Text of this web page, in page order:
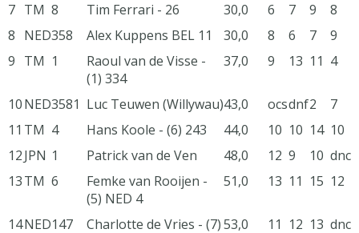
7 TM 8 Tim Ferrari - 26 30,0 6 7 9
8
8 NED358 Alex Kuppens BEL 11 30,0 8 6 7
9
9 TM 1
Raoul van de Visse -
(1) 334
37,0 9 13 11 4
10NED3581 Luc Teuwen (Willywau)43,0 ocsdnf2
7
11 TM 4 Hans Koole - (6) 243 44,0 10 10 14 10
12JPN 1 Patrick van de Ven 48,0 12 9 10 dnc
13TM 6
Femke van Rooijen -
(5) NED 4
51,0 13 11 15 12
14NED147
Charlotte de Vries - (7)53,0 11 12 13 dnc